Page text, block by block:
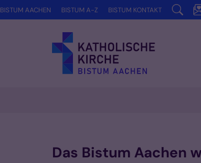
Zum Inhalt springen
BISTUM AACHEN BISTUM A-Z BISTUM KONTAKT
Das Bistum Aachen